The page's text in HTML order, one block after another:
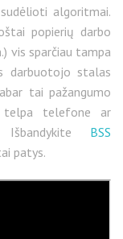
algoritmai.
popierių darbo
vis sparčiau tampa
darbuotojo stalas
tai pažangumo
telpa telefone ar
Išbandykite BSS
patys.